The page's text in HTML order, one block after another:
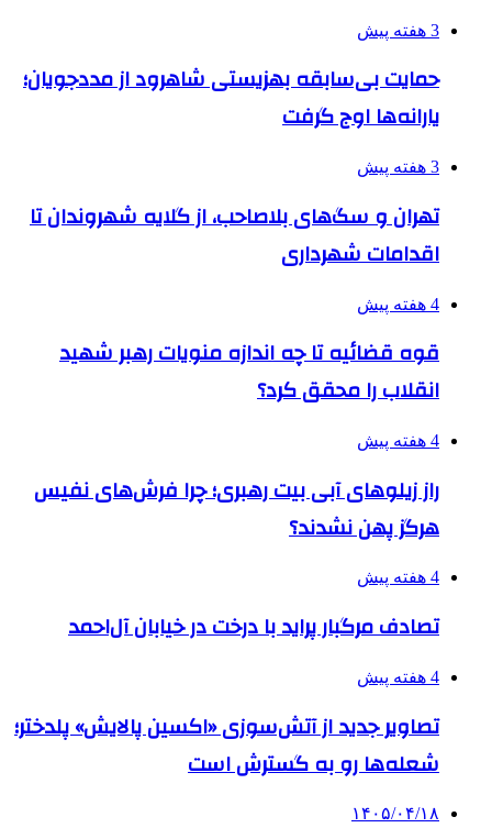
3 هفته پیش
حمایت بی‌سابقه بهزیستی شاهرود از مددجویان؛
یارانه‌ها اوج گرفت
3 هفته پیش
تهران و سگ‌های بلاصاحب، از گلایه شهروندان تا
اقدامات شهرداری
4 هفته پیش
قوه قضائیه تا چه اندازه منویات رهبر شهید
انقلاب را محقق کرد؟
4 هفته پیش
راز زیلوهای آبی بیت رهبری؛ چرا فرش‌های نفیس
هرگز پهن نشدند؟
4 هفته پیش
تصادف مرگبار پراید با درخت در خیابان آل‌احمد
4 هفته پیش
تصاویر جدید از آتش‌سوزی «اکسین پالایش» پلدختر؛
شعله‌ها رو به گسترش است
۱۴۰۵/۰۴/۱۸